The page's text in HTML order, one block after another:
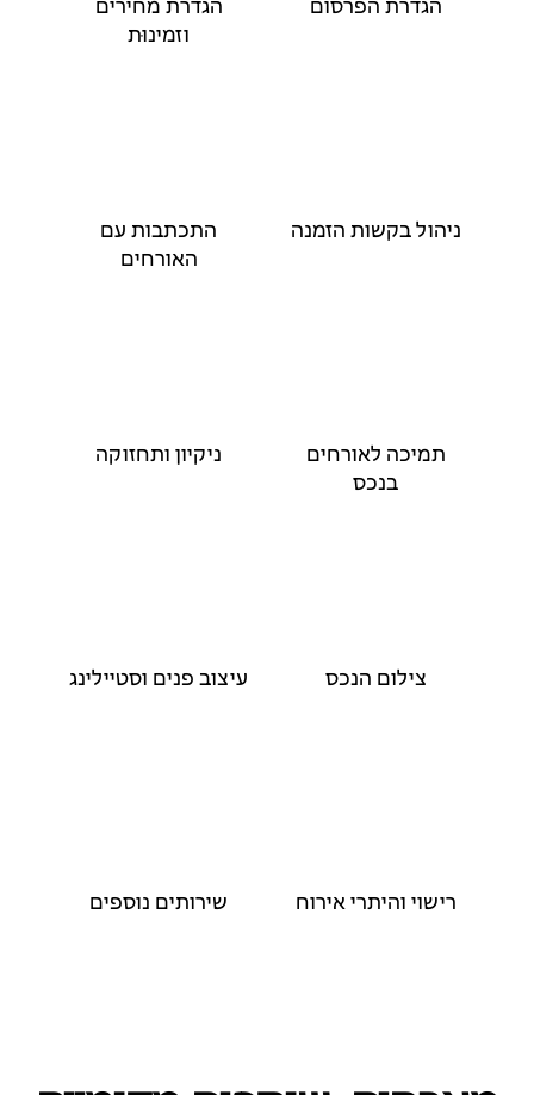
וזמינוּת
ניהול בקשות הזמנה
התכתבות עם
האורחים
תמיכה לאורחים
בנכס
ניקיון ותחזוקה
צילום הנכס עיצוב פנים וסטיילינג
רישוי והיתרי אירוח שירותים נוספים